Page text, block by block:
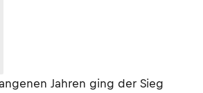
Jahren ging der Sieg